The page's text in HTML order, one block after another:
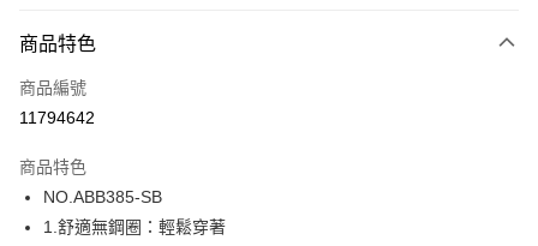
LINE Pay
街口支付
運送方式
全家取貨付款
商品特色
商品編號
11794642
商品特色
NO.ABB385-SB
1.舒適無鋼圈：輕鬆穿著